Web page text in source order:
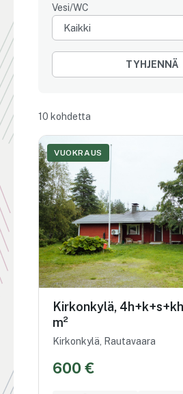
Vesi/WC
TYHJENNÄ
10 kohdetta
VUOKRAUS
Kirkonkylä,
m²
Kirkonkylä, Rautavaara
600 €